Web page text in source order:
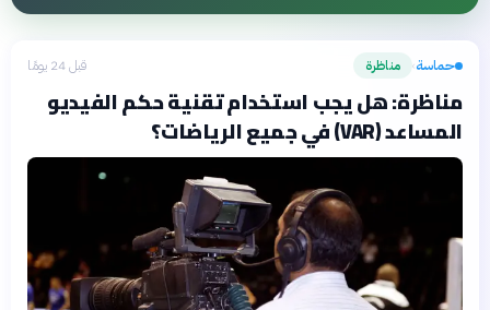
حماسة› مناظرة قبل 24 يومًا
مناظرة: هل يجب استخدام تقنية حكم الفيديو
المساعد (VAR) في جميع الرياضات؟